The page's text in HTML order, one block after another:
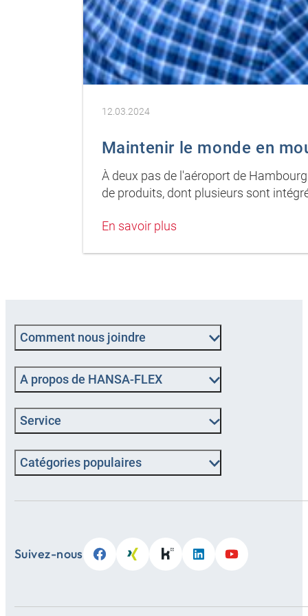
12.03.2024
Maintenir le monde en
À deux pas de l'aéroport de
de produits, dont plusieurs sont
En savoir plus
Comment nous joindre
A propos de HANSA-FLEX
Service
Catégories populaires
Suivez-nous